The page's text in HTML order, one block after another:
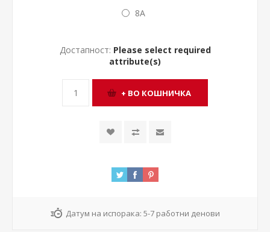
8A
Достапност: Please select required
attribute(s)
Датум на испорака: 5-7 работни денови